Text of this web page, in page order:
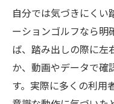
紹介
シュミレー
を見直す重
悩みを成長
ス
自分では気づきにく
ーションゴルフなら明
ば、踏み出しの際に左
か、動画やデータで確
す。実際に多くの利用